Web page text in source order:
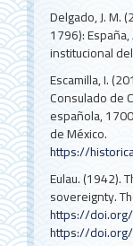
Delgado, J. M.
1796):
institucional
Escamilla, I.
Consulado de
española,
de México.
https://
Eulau. (1942).
sovereignty.
https://
https://